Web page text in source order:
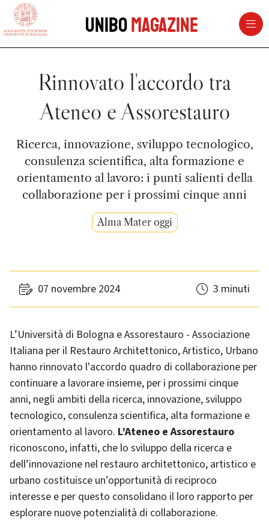
vai al contenuto della pagina
UniboMagazine
Rinnovato l'accordo tra
Ateneo e Assorestauro
Ricerca, innovazione, sviluppo tecnologico,
consulenza scientifica, alta formazione e
orientamento al lavoro: i punti salienti della
collaborazione per i prossimi cinque anni
Alma Mater oggi
07 novembre 2024 3 minuti
L’Università di Bologna e Assorestauro - Associazione
Italiana per il Restauro Architettonico, Artistico, Urbano
hanno rinnovato l'accordo quadro di collaborazione per
continuare a lavorare insieme, per i prossimi cinque
anni, negli ambiti della ricerca, innovazione, sviluppo
tecnologico, consulenza scientifica, alta formazione e
orientamento al lavoro. L’Ateneo e Assorestauro
riconoscono, infatti, che lo sviluppo della ricerca e
dell’innovazione nel restauro architettonico, artistico e
urbano costituisce un’opportunità di reciproco
interesse e per questo consolidano il loro rapporto per
esplorare nuove potenzialità di collaborazione.